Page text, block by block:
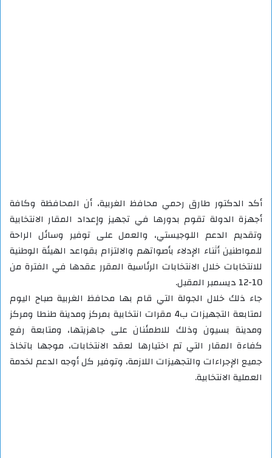
أكد الدكتور طارق رحمي محافظ الغربية، أن المحافظة وكافة
أجهزة الدولة تقوم بدورها في تجهيز وإعداد المقار الانتخابية
وتقديم الدعم اللوجيستي، والعمل على توفير وسائل الراحة
للمواطنين أثناء الإدلاء بأصواتهم والالتزام بقواعد الهيئة الوطنية
للانتخابات خلال الانتخابات الرئاسية المقرر عقدها في الفترة من
10-12 ديسمبر المقبل.
جاء ذلك خلال الجولة التي قام بها محافظ الغربية صباح اليوم
لمتابعة التجهيزات ب4 مقرات انتخابية بمركز ومدينة طنطا ومركز
ومدينة بسيون وذلك للاطمئنان على جاهزيتها، ومتابعة رفع
كفاءة المقار التي تم اختيارها لعقد الانتخابات، موجها باتخاذ
جميع الإجراءات والتجهيزات اللازمة، وتوفير كل أوجه الدعم لخدمة
العملية الانتخابية.